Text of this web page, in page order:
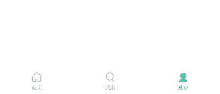
首页 搜索 登录